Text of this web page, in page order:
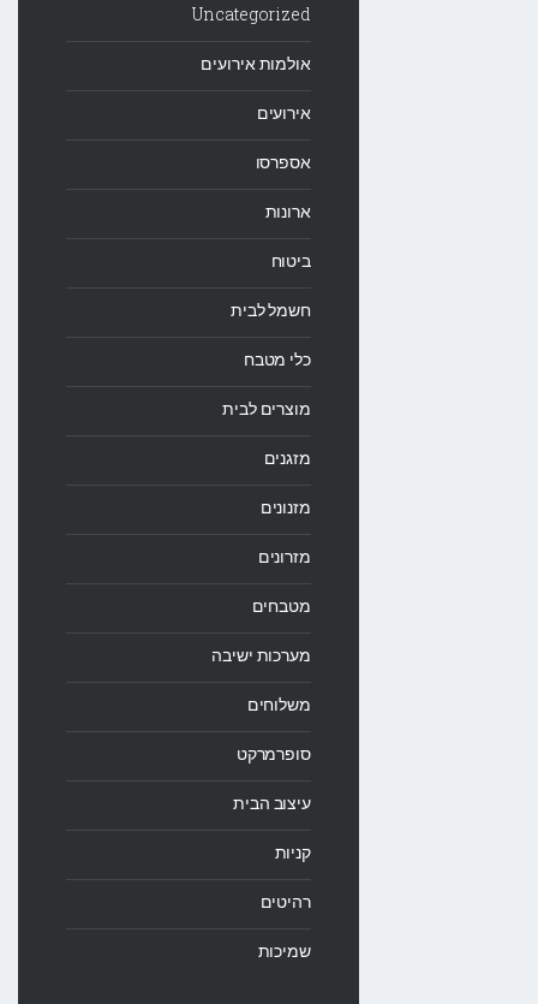
Uncategorized
אולמות אירועים
אירועים
אספרסו
ארונות
ביטוח
חשמל לבית
כלי מטבח
מוצרים לבית
מזגנים
מזנונים
מזרונים
מטבחים
מערכות ישיבה
משלוחים
סופרמרקט
עיצוב הבית
קניות
רהיטים
שמיכות